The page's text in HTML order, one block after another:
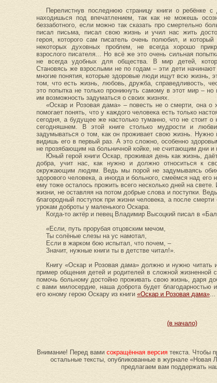
Перелистнув последнюю страницу книги о ребёнке
находишься под впечатлением, так как не можешь
беззаботного, если можно так сказать про смертельно
писал письма, писал свою жизнь и учил нас жить
героя, которого сам писатель очень полюбил, и
некоторых духовных проблем, не всегда хорошо
взрослого писателя... Но всё же это очень сильная
не всегда удобных для общества. В мир детей,
Становясь же взрослыми не по годам – эти дети
многие понятия, которые здоровые люди ищут всю жизнь,
том, что есть жизнь, любовь, дружба, справедливость,
это попытка не только проникнуть самому в этот мир – но
им возможность задуматься о своих жизнях.
«Оскар и Розовая дама» – повесть не о смерти, она о
помогает понять, что у каждого человека есть только
сегодня, а будущее же настолько туманно, что не стоит
сегодняшнем. В этой книге столько мудрости и
задумываться о том, как он проживает свою жизнь.
видишь его в первый раз. А это сложно, особенно
не прозябающим на больничной койке, не считающим дни и
Юный герой книги Оскар, проживая день как жизнь,
добра, учит нас, как нужно и должно относиться к
окружающим людям. Ведь мы порой не задумываясь
здорового человека, а иногда и больного, смеёмся над
ему тоже осталось прожить всего несколько дней на
жизни, не оставляя на потом добрые слова и поступки.
благородный поступок при жизни человека, а после
урокам доброты у маленького Оскара.
Когда-то актёр и певец Владимир Высоцкий писал в
«Если, путь пpоpубая отцовским мечом,
Ты солёные слезы на ус намотал,
Если в жаpком бою испытал, что почем, –
Значит, нужные книги ты в детстве читал!».
Книгу «Оскар и Розовая дама» должно и нужно
пример общения детей и родителей в сложной жизненной
помочь больному достойно проживать свою жизнь, даря
с вами милосердие, наша доброта будет
его юному герою Оскару из книги «Оскар и Розовая дама»...
(в начало)
Внимание! Перед вамисокращённая версия текста. Чтобы
остальные тексты, опубликованные в журнале «Новая
предлагаем вам поддержать